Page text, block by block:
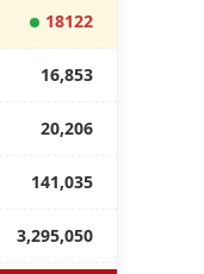
18122
16,853
20,206
141,035
3,295,050